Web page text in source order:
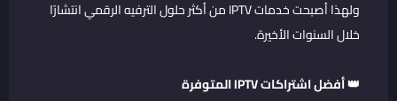
ولهذا أصبحت خدمات IPTV من أكثر حلول الترفيه الرقمي انتشارًا
خلال السنوات الأخيرة.
👑 أفضل اشتراكات IPTV المتوفرة